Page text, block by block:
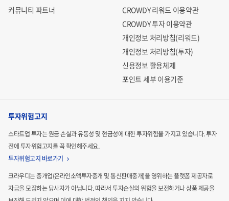
커뮤니티 파트너
CROWDY 리워드 이용약관
CROWDY 투자 이용약관
개인정보 처리방침(리워드)
개인정보 처리방침(투자)
신용정보 활용체제
포인트 세부 이용기준
투자위험고지
스타트업 투자는 원금 손실과 유동성 및 현금성에 대한 투자위험을 가지고 있습니다.투자
전에 투자위험고지를 꼭 확인해주세요.
투자위험고지 바로가기
크라우디는 중개업(온라인소액투자중개 및 통신판매중개)을 영위하는 플랫폼 제공자로
자금을 모집하는당사자가 아닙니다. 따라서 투자손실의 위험을 보전하거나 상품 제공을